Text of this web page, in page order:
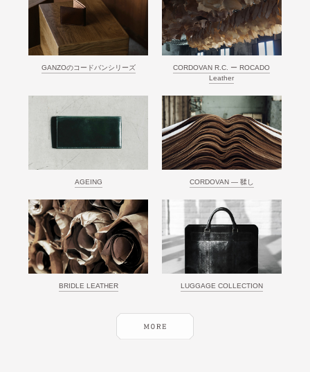
GANZOのコードバンシリーズ
CORDOVAN R.C. ー ROCADO
Leather
AGEING CORDOVAN ― 鞣し
BRIDLE LEATHER LUGGAGE COLLECTION